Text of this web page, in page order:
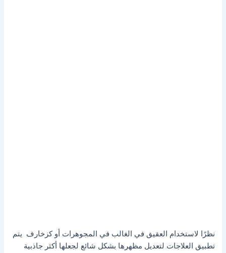
نظرًا لاستخدام العقيق في الغالب في المجوهرات أو كزخارف يتم
تطبيق العلاجات لتعديل مظهرها بشكل شائع لجعلها أكثر جاذبية